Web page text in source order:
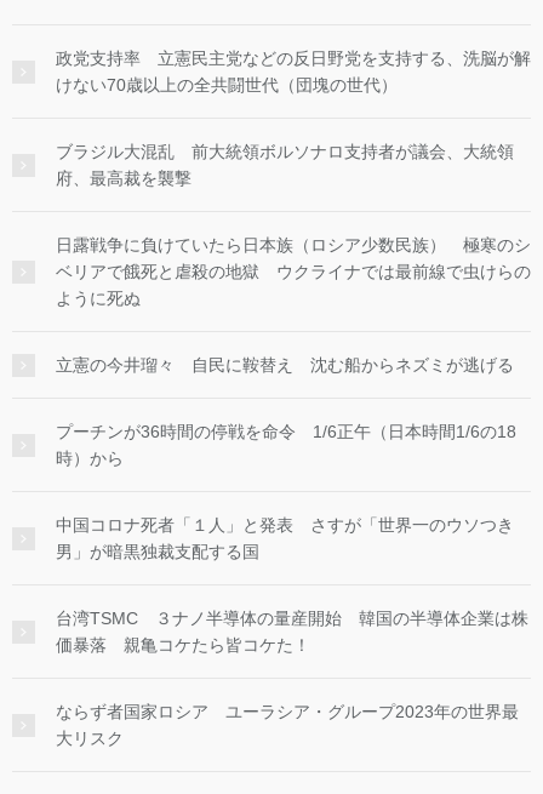
政党支持率 立憲民主党などの反日野党を支持する、洗脳が解
けない70歳以上の全共闘世代（団塊の世代）
ブラジル大混乱 前大統領ボルソナロ支持者が議会、大統領
府、最高裁を襲撃
日露戦争に負けていたら日本族（ロシア少数民族） 極寒のシ
ベリアで餓死と虐殺の地獄 ウクライナでは最前線で虫けらの
ように死ぬ
立憲の今井瑠々 自民に鞍替え 沈む船からネズミが逃げる
プーチンが36時間の停戦を命令 1/6正午（日本時間1/6の18
時）から
中国コロナ死者「１人」と発表 さすが「世界一のウソつき
男」が暗黒独裁支配する国
台湾TSMC ３ナノ半導体の量産開始 韓国の半導体企業は株
価暴落 親亀コケたら皆コケた！
ならず者国家ロシア ユーラシア・グループ2023年の世界最
大リスク